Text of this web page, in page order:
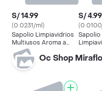
S/ 14.99
(0.0231/ml)
Sapolio Limpiavidrios
Multiusos Aroma a
Lavanda con Gatillo
S/ 4.99
Lavanda
Oc Shop